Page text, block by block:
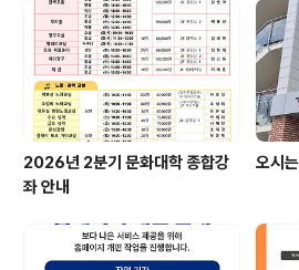
2026년 2분기 문화대학 종합강
좌 안내
오시